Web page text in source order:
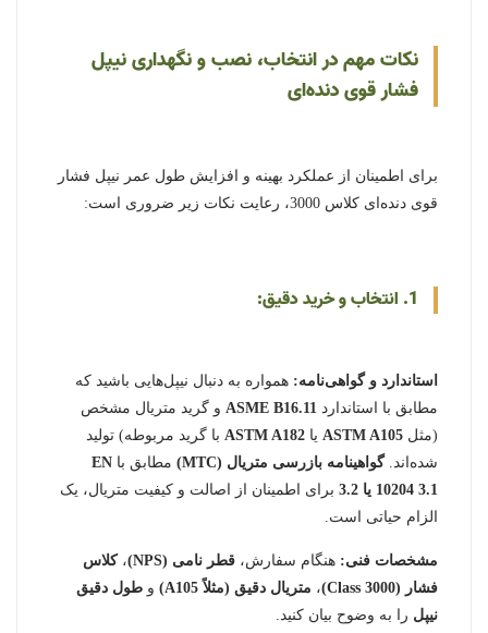
نکات مهم در انتخاب، نصب و نگهداری نیپل
فشار قوی دنده‌ای
برای اطمینان از عملکرد بهینه و افزایش طول عمر نیپل فشار
قوی دنده‌ای کلاس 3000، رعایت نکات زیر ضروری است:
1. انتخاب و خرید دقیق:
استاندارد و گواهی‌نامه: همواره به دنبال نیپل‌هایی باشید که
مطابق با استاندارد ASME B16.11 و گرید متریال مشخص
(مثل ASTM A105 یا ASTM A182 با گرید مربوطه) تولید
شده‌اند.گواهینامه بازرسی متریال (MTC) مطابق با EN
10204 3.1 یا 3.2
برای اطمینان از اصالت و کیفیت متریال، یک
الزام حیاتی است.
مشخصات فنی: هنگام سفارش، قطر نامی (NPS) ،کلاس
فشار (Class 3000)
، متریال دقیق (مثلاً A105) و طول دقیق
نیپل را به وضوح بیان کنید.